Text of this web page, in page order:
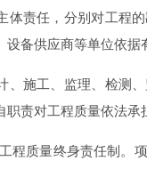
体责任，分别对工程
设备供应商等单位依
、施工、监理、检测
职责对工程质量依法承
程质量终身责任制。